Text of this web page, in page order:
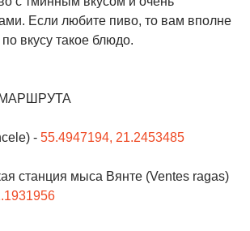
Если любите пиво, то вам вполне
вкусу такое блюдо.
- 55.4947194, 21.2453485
станция мыса Вянте (Ventes ragas)